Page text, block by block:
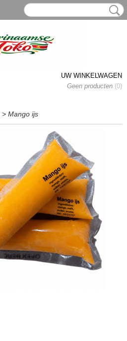
UW WINKELWAGEN
Geen producten (0)
> Mango ijs